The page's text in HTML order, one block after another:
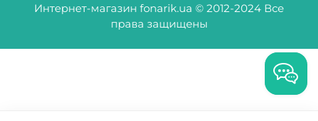
Интернет-магазин fonarik.ua © 2012-2024 Все
права защищены